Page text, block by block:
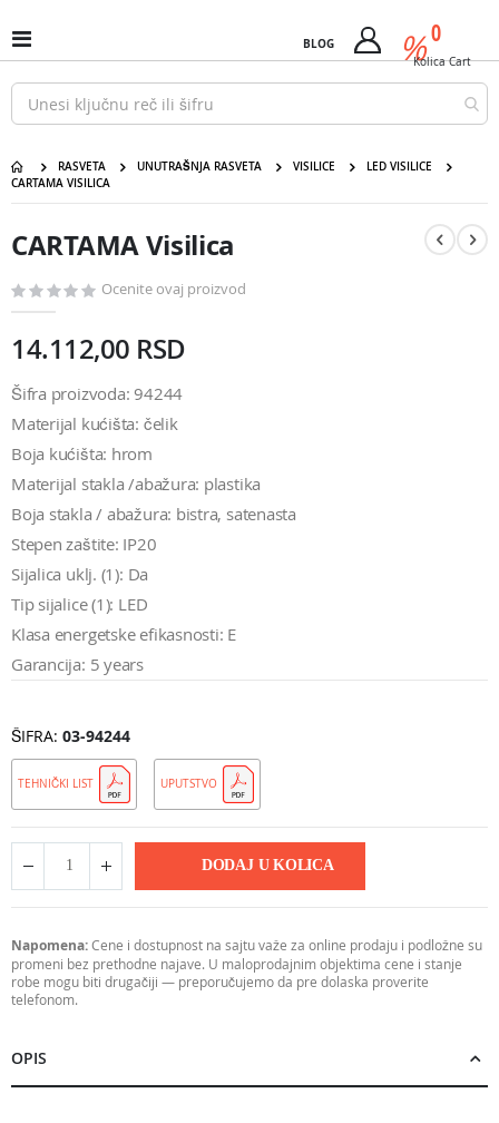
na
sadržaj
Uključi
/
isključi
Nav
BLOG %
Cart 0
Kolica Cart
RASVETA UNUTRAŠNJA RASVETA VISILICE
LED VISILICE
CARTAMA VISILICA
kraj
galerije
početak
galerije
CARTAMA Visilica
Ocenite ovaj proizvod
14.112,00 RSD
Šifra proizvoda: 94244
Materijal kućišta: čelik
Boja kućišta: hrom
Materijal stakla /abažura: plastika
Boja stakla / abažura: bistra, satenasta
Stepen zaštite: IP20
Sijalica uklj. (1): Da
Tip sijalice (1): LED
Klasa energetske efikasnosti: E
Garancija: 5 years
ŠIFRA 03-94244
TEHNIČKI LIST UPUTSTVO
DODAJ U KOLICA
Napomena:Cene i dostupnost na sajtu važe za online prodaju i podložne su
promeni bez prethodne najave. U maloprodajnim objektima cene i stanje
robe mogu biti drugačiji — preporučujemo da pre dolaska proverite
telefonom.
OPIS